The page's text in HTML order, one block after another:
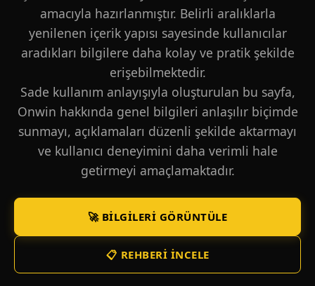
amacıyla hazırlanmıştır. Belirli aralıklarla
yenilenen içerik yapısı sayesinde kullanıcılar
aradıkları bilgilere daha kolay ve pratik şekilde
erişebilmektedir.
Sade kullanım anlayışıyla oluşturulan bu sayfa,
Onwin hakkında genel bilgileri anlaşılır biçimde
sunmayı, açıklamaları düzenli şekilde aktarmayı
ve kullanıcı deneyimini daha verimli hale
getirmeyi amaçlamaktadır.
🚀 BILGILERI GÖRÜNTÜLE
📋 REHBERI İNCELE